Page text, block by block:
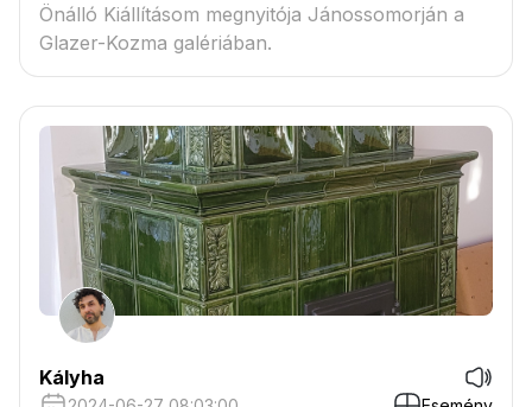
Önálló Kiállításom megnyitója Jánossomorján a
Glazer-Kozma galériában.
Kályha